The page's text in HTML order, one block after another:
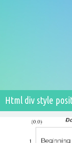
Html div style